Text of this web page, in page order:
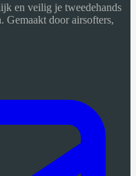
en veilig je tweedehands
Gemaakt door airsofters,